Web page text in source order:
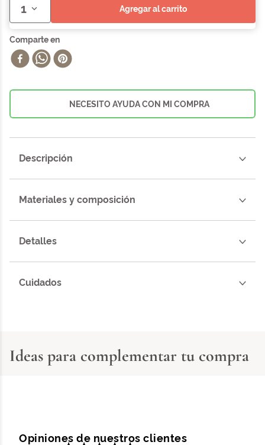
1 agregar al carrito
NECESITO AYUDA CON MI COMPRA
Descripción
Materiales y composición
Detalles
Cuidados
Ideas para complementar tu compra
Opiniones de nuestros clientes